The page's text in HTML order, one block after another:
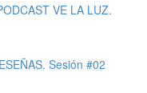
VE LA LUZ.
Sesión #02